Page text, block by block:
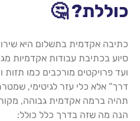
כוללת? 🤔
כתיבה אקדמית בתשלום היא
סיוע בכתיבת עבודות אקדמיות
ועד פרויקטים מורכבים כמו תזות
דרך” אלא כלי עזר לגיטימי,
תהיה ברמה אקדמית גבוהה,
הנה מה שזה בדרך כלל כולל: